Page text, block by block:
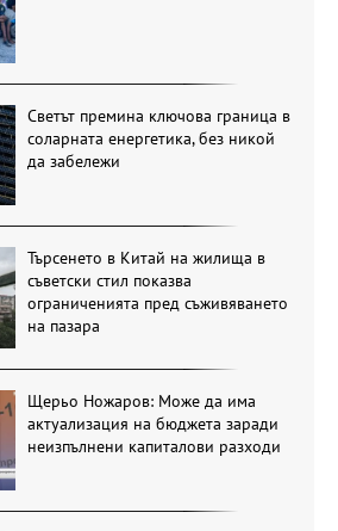
Светът премина ключова граница в
соларната енергетика, без никой
да забележи
Търсенето в Китай на жилища в
съветски стил показва
ограниченията пред съживяването
на пазара
Щерьо Ножаров: Може да има
актуализация на бюджета заради
неизпълнени капиталови разходи